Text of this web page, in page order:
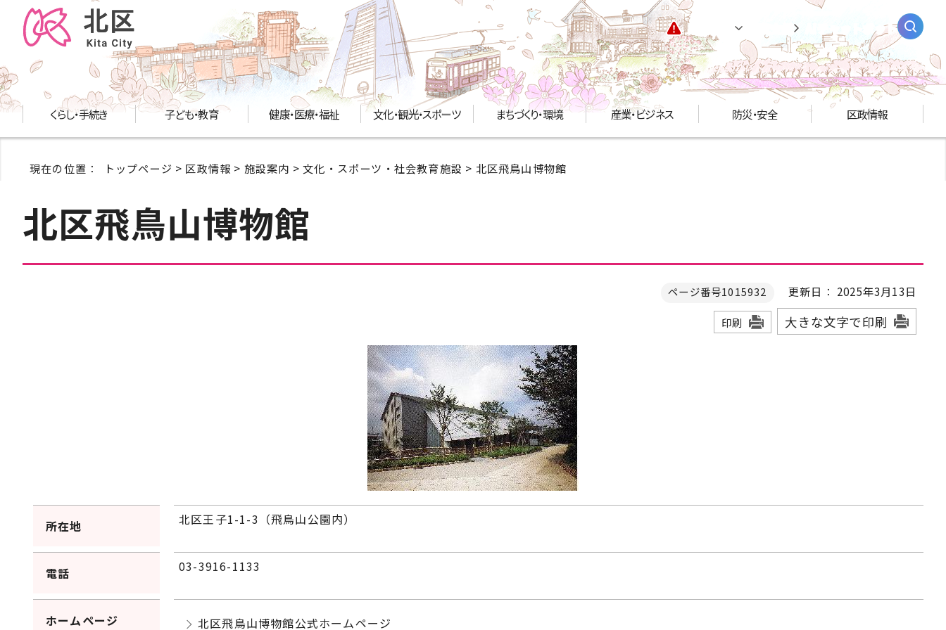
緊急情報 AIチャットボット
くらし・手続き 子ども・教育 健康・医療・福祉 文化・観光・スポーツ まちづくり・環境 産業・ビジネス 防災・安全 区政情報
現在の位置： トップページ > 区政情報 > 施設案内 >文化・スポーツ・社会教育施設 > 北区飛鳥山博物館
北区飛鳥山博物館
ページ番号1015932 更新日： 2025年3月13日
印刷 大きな文字で印刷
所在地 北区王子1-1-3（飛鳥山公園内）
電話 03-3916-1133
ホームページ 北区飛鳥山博物館公式ホームページ